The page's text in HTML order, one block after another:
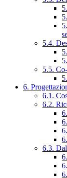
5.4.
5.5.
6.
6.1.
6.2.
6.3.